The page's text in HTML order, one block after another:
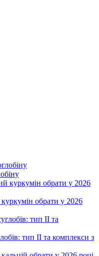
обрати у 2026
тип II та комплекси з